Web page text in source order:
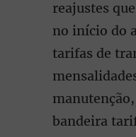
reajustes
no início do
tarifas de
bandeira